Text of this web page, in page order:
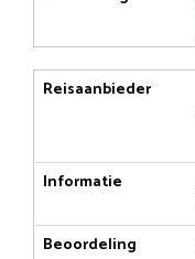
Reisaanbieder
Informatie
Beoordeling